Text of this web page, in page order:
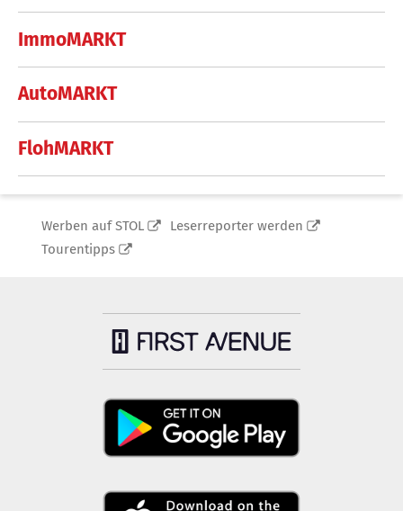
ImmoMARKT
AutoMARKT
FlohMARKT
Werben auf STOL
Leserreporter werden
Tourentipps